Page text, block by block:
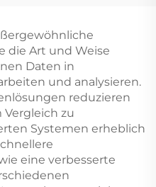
Kunststoff,
benutzerdefinierte
Pokerspielkarte
die Art und Weise
Daten in
und analysieren.
reduzieren
zu
Systemen erheblich
eine verbesserte